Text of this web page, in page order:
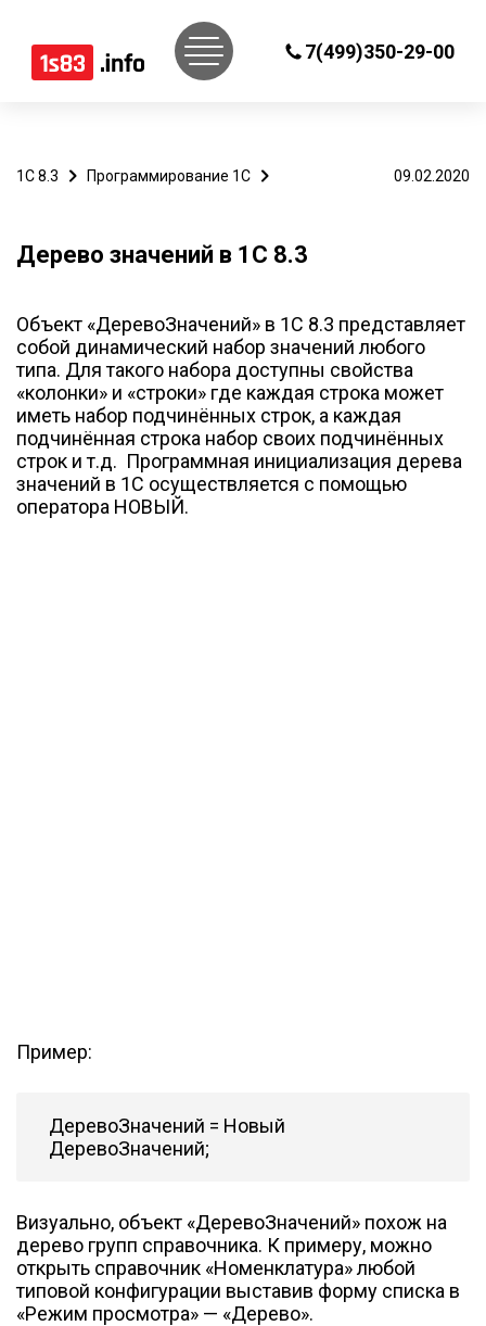
7(499)350-29-00
1С 8.3 Программирование 1С 09.02.2020
Дерево значений в 1С 8.3
Объект «ДеревоЗначений» в 1С 8.3 представляет
собой динамический набор значений любого
типа. Для такого набора доступны свойства
«колонки» и «строки» где каждая строка может
иметь набор подчинённых строк, а каждая
подчинённая строка набор своих подчинённых
строк и т.д. Программная инициализация дерева
значений в 1С осуществляется с помощью
оператора НОВЫЙ.
Пример:
ДеревоЗначений = Новый
ДеревоЗначений;
Визуально, объект «ДеревоЗначений» похож на
дерево групп справочника. К примеру, можно
открыть справочник «Номенклатура» любой
типовой конфигурации выставив форму списка в
«Режим просмотра» — «Дерево».